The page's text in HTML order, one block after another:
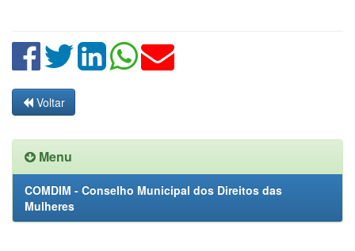
Voltar
Menu
COMDIM - Conselho Municipal dos Direitos das
Mulheres